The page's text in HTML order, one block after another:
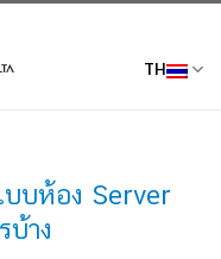
TH
บบห้อง Server
บ้าง